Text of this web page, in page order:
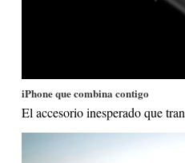
iPhone que combina contigo
El accesorio inesperado que